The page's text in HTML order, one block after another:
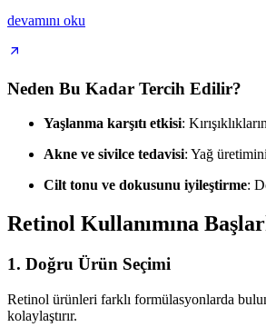
devamını oku
Neden Bu Kadar Tercih Edilir?
Yaşlanma karşıtı etkisi:
Akne ve sivilce tedavisi: Yağ
Cilt tonu ve dokusunu iyileştirme:
Retinol Kullanımına
1. Doğru Ürün Seçimi
Retinol ürünleri farklı formülasyonlarda
kolaylaştırır.